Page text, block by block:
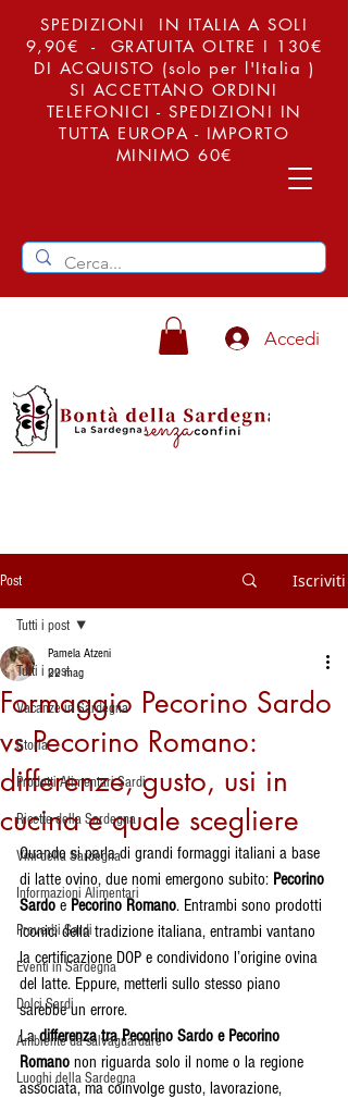
SPEDIZIONI IN ITALIA A SOLI
9,90€ - GRATUITA OLTRE I 130€
DI ACQUISTO (solo per l'Italia )
SI ACCETTANO ORDINI
TELEFONICI - SPEDIZIONI IN
TUTTA EUROPA - IMPORTO
MINIMO 60€
Accedi
Post Iscriviti
Tutti i post
Vacanze in Sardegna
Storia
Prodotti Alimentari Sardi
Ricette della Sardegna
Vini della Sardegna
Informazioni Alimentari
Proverbi Sardi
Eventi in Sardegna
Dolci Sardi
Ambiente da salvaguardare
Luoghi della Sardegna
Tutti i post
Formaggio Pecorino Sardo
vs Pecorino Romano:
differenze, gusto, usi in
cucina e quale scegliere
Pamela Atzeni
22 mag
Quando si parla di grandi formaggi italiani a base
di latte ovino, due nomi emergono subito: Pecorino
Sardo e Pecorino Romano. Entrambi sono prodotti
iconici della tradizione italiana, entrambi vantano
la certificazione DOP e condividono l’origine ovina
del latte. Eppure, metterli sullo stesso piano
sarebbe un errore.
La differenza tra Pecorino Sardo e Pecorino
Romano non riguarda solo il nome o la regione
associata, ma coinvolge gusto, lavorazione,